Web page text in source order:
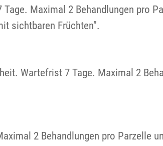
Maximal 2 Behandlungen pro
sichtbaren Früchten".
Wartefrist 7 Tage. Maximal 2
2 Behandlungen pro Parzelle